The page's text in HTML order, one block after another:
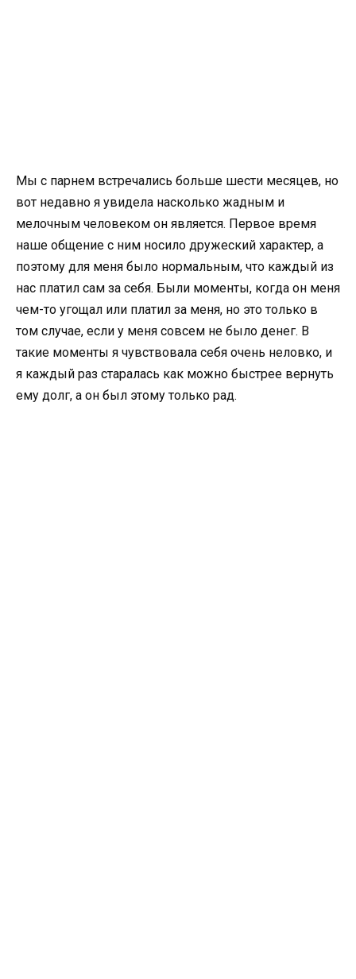
Мы с парнем встречались больше шести месяцев, но
вот недавно я увидела насколько жадным и
мелочным человеком он является. Первое время
наше общение с ним носило дружеский характер, а
поэтому для меня было нормальным, что каждый из
нас платил сам за себя. Были моменты, когда он меня
чем-то угощал или платил за меня, но это только в
том случае, если у меня совсем не было денег. В
такие моменты я чувствовала себя очень неловко, и
я каждый раз старалась как можно быстрее вернуть
ему долг, а он был этому только рад.